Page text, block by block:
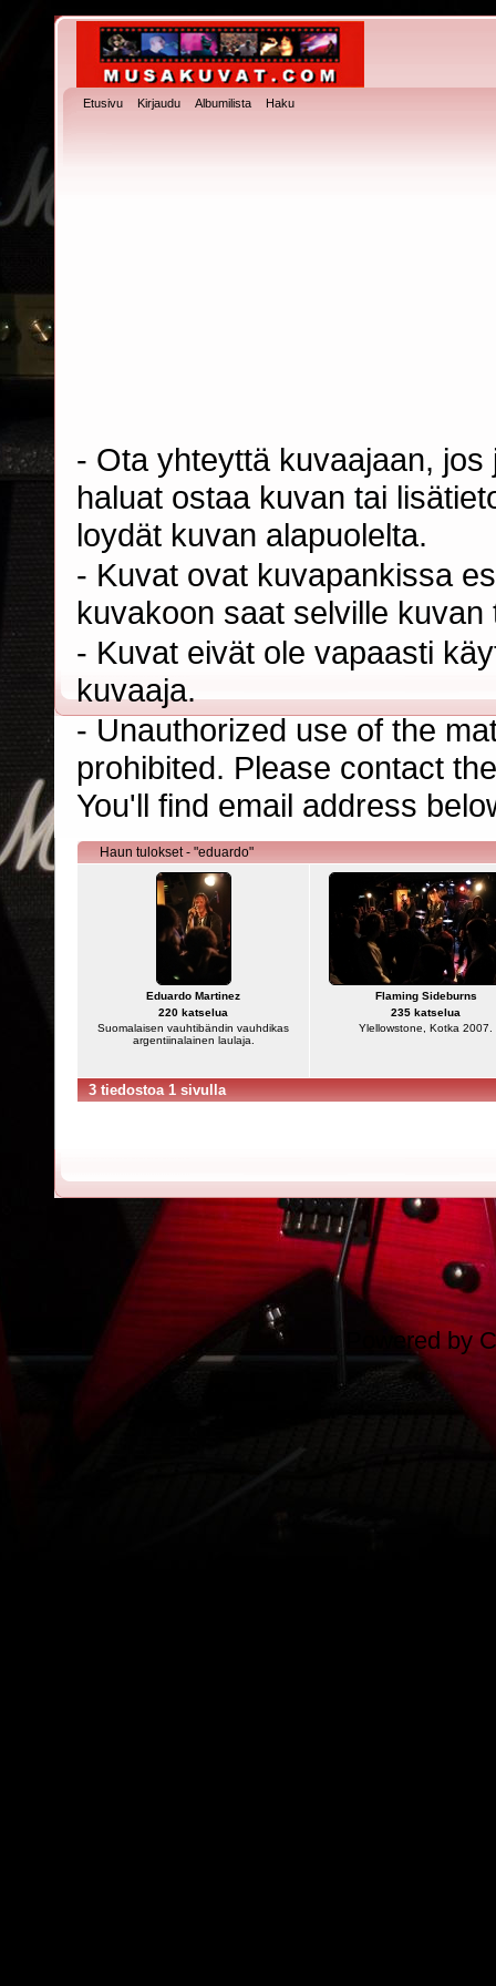
Etusivu Kirjaudu Albumilista Haku
- Ota yhteyttä kuvaajaan,
haluat ostaa kuvan tai
loydät kuvan alapuolelta.
- Kuvat ovat kuvapankissa
kuvakoon saat selville
- Kuvat eivät ole vapaasti
kuvaaja.
- Unauthorized use of the
prohibited. Please contact
You'll find email address
Haun tulokset - "eduardo"
Eduardo Martinez
220 katselua
Suomalaisen vauhtibändin vauhdikas
argentiinalainen laulaja.
Flaming Sideburns
235 katselua
Ylellowstone, Kotka 2007.
3 tiedostoa 1 sivulla
Powered by